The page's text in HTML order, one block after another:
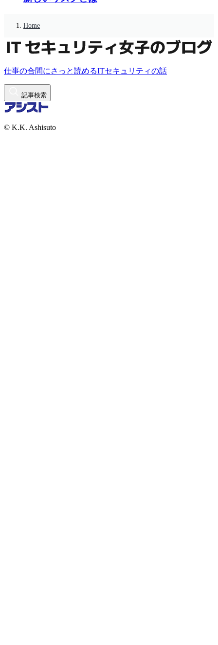
Home
仕事の合間にさっと読めるITセキュリティの話
記事検索
© K.K. Ashisuto